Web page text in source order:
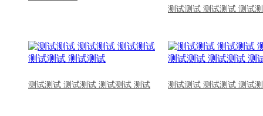
测试测试 测试测试 测试
测试测试 测试测试 测试测试 测试 测试测试 测试测试 测试